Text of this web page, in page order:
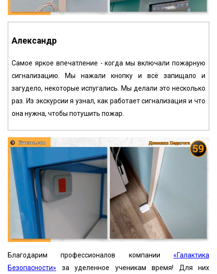
Александр
Самое яркое впечатление - когда мы включали пожарную
сигнализацию. Мы нажали кнопку и всё запищало и
загудело, некоторые испугались. Мы делали это несколько
раз. Из экскурсии я узнал, как работает сигнализация и что
она нужна, чтобы потушить пожар.
Благодарим профессионалов компании «Галактика
Безопасности» за уделенное ученикам время! Для них